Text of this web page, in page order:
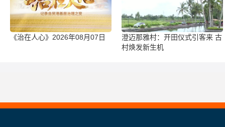
《治在人心》2026年08月07日
澄迈那雅村：开田仪式引客来 古
村焕发新生机